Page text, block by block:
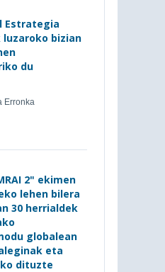
Estrategia
luzaroko bizian
du
Erronka
2" ekimen
lehen bilera
30 herrialdek
globalean
eta
dituzte